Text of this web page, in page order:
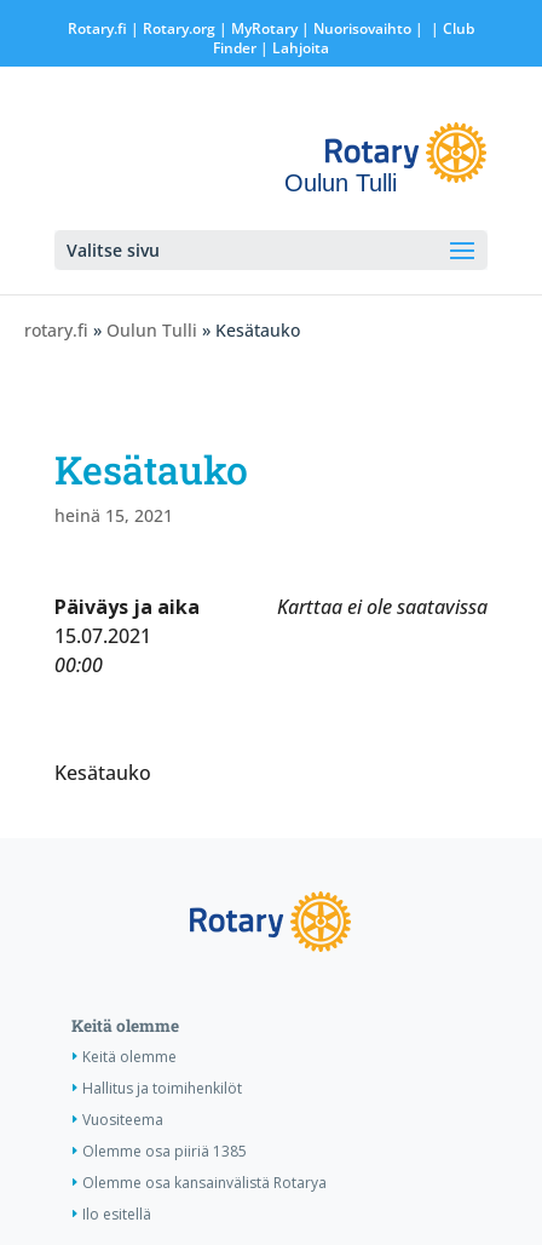
Rotary.fi | Rotary.org| MyRotary | Nuorisovaihto|
| Club
Finder| Lahjoita
Oulun Tulli
Valitse sivu
rotary.fi » Oulun Tulli » Kesätauko
Kesätauko
heinä 15, 2021
Karttaa ei ole saatavissa
Päiväys ja aika
15.07.2021
00:00
Kesätauko
Keitä olemme
Keitä olemme
Hallitus ja toimihenkilöt
Vuositeema
Olemme osa piiriä 1385
Olemme osa kansainvälistä Rotarya
Ilo esitellä